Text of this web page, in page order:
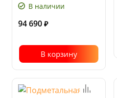
В наличии
94 690 ₽
В корзину